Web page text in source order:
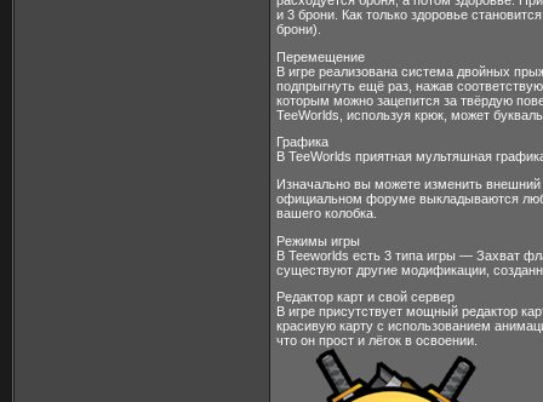
и 3 брони. Как только здоровье
брони).
Перемещение
В игре реализована система двойных
подпрыгнуть ещё раз, нажав
которым можно зацепится за твёрдую
TeeWorlds, используя крюк, может
Графика
В TeeWorlds приятная мультяшная
Изначально вы можете изменить внешний
официальном форуме выкладываются
вашего колобка.
Режимы игры
В Teeworlds есть 3 типа игры — Захват
существуют другие модификации,
Редактор карт и свой сервер
В игре присутствует мощный редактор
красивую карту с использованием
что он прост и лёгок в освоении.